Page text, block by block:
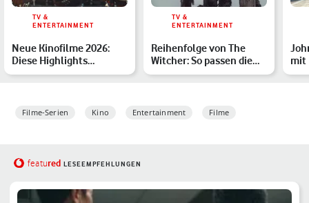
TV &
ENTERTAINMENT
Neue Kinofilme 2026:
Diese Highlights
erwarten Dich
TV &
ENTERTAINMENT
Reihenfolge von The
Witcher: So passen die
Netflix-Serien und Büc…
mit
Filme-Serien Kino Entertainment Filme
featured LESEEMPFEHLUNGEN